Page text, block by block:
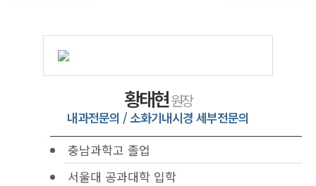
황태현원장
내과전문의 / 소화기내시경 세부전문의
충남과학고 졸업
서울대 공과대학 입학